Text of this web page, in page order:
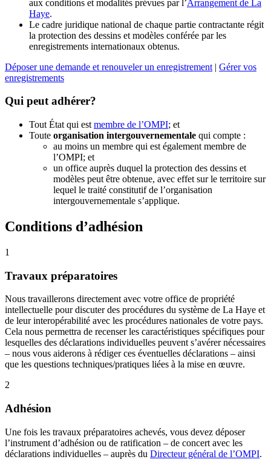
aux conditions et modalités prévues par l’Arrangement de La
Haye.
Le cadre juridique national de chaque partie contractante régit
la protection des dessins et modèles conférée par les
enregistrements internationaux obtenus.
Déposer une demande et renouveler un enregistrement | Gérer vos
enregistrements
Qui peut adhérer?
Tout État qui est membre de l’OMPI; et
Toute organisation intergouvernementale qui compte :
au moins un membre qui est également membre de
l’OMPI; et
un office auprès duquel la protection des dessins et
modèles peut être obtenue, avec effet sur le territoire sur
lequel le traité constitutif de l’organisation
intergouvernementale s’applique.
Conditions d’adhésion
1
Travaux préparatoires
Nous travaillerons directement avec votre office de propriété
intellectuelle pour discuter des procédures du système de La Haye et
de leur interopérabilité avec les procédures nationales de votre pays.
Cela nous permettra de recenser les caractéristiques spécifiques pour
lesquelles des déclarations individuelles peuvent s’avérer nécessaires
– nous vous aiderons à rédiger ces éventuelles déclarations – ainsi
que les questions techniques/pratiques liées à la mise en œuvre.
2
Adhésion
Une fois les travaux préparatoires achevés, vous devez déposer
l’instrument d’adhésion ou de ratification – de concert avec les
déclarations individuelles – auprès du Directeur général de l’OMPI.